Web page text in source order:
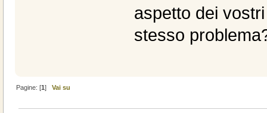
aspetto dei
stesso
Pagine: [1]Vai su